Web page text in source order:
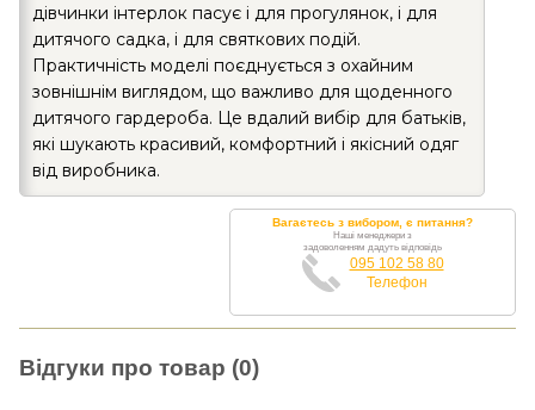
дівчинки інтерлок пасує і для прогулянок, і для
дитячого садка, і для святкових подій.
Практичність моделі поєднується з охайним
зовнішнім виглядом, що важливо для щоденного
дитячого гардероба. Це вдалий вибір для батьків,
які шукають красивий, комфортний і якісний одяг
від виробника.
Вагаєтесь з вибором, є питання?
Наші менеджери з
задоволенням дадуть відповідь
095 102 58 80
Телефон
Відгуки про товар (0)